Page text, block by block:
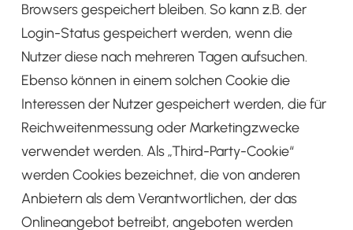
Browsers gespeichert bleiben. So kann z.B. der
Login-Status gespeichert werden, wenn die
Nutzer diese nach mehreren Tagen aufsuchen.
Ebenso können in einem solchen Cookie die
Interessen der Nutzer gespeichert werden, die für
Reichweitenmessung oder Marketingzwecke
verwendet werden. Als „Third-Party-Cookie“
werden Cookies bezeichnet, die von anderen
Anbietern als dem Verantwortlichen, der das
Onlineangebot betreibt, angeboten werden